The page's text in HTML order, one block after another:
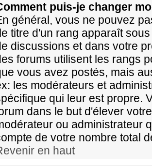
puis-je changer
général, vous ne pouvez
titre d'un rang apparaît
discussions et dans votre
forums utilisent les rangs
vous avez postés, mais
les modérateurs et
qui leur est propre.
dans le but d'élever
ou administrateur
de votre nombre total
en haut